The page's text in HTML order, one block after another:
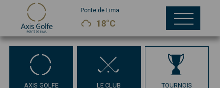
Ponte de Lima
18°C
AXIS GOLFE LE CLUB TOURNOIS